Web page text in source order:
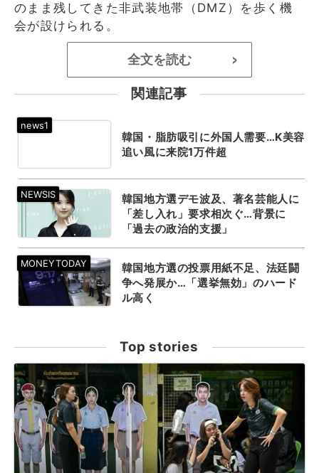
のまま残してきた非武装地帯（DMZ）を歩く機
会が設けられる。
全文を読む >
関連記事
韓国・脂肪吸引に外国人需要…K美容
追い風に来院1万件超
韓国地方選デモ波及、著名芸能人に
「差し入れ」要求相次ぐ…背景に
「過去の政治的支援」
韓国地方選の投票用紙不足、法廷闘
争へ発展か…「選挙無効」のハード
ル高く
Top stories